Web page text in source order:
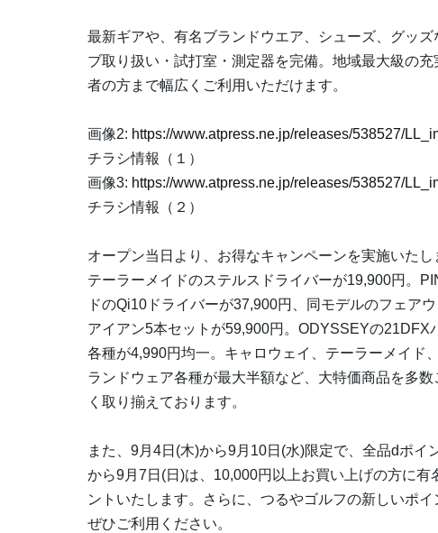
最新ギアや、有名ブランドウエア、シューズ、グッ
ブ取り扱い・試打室・測定器を完備。地域最大級の
者の方まで幅広くご利用いただけます。
画像2: https://www.atpress.ne.jp/releases/538527/
チラシ情報（１）
画像3: https://www.atpress.ne.jp/releases/538527/
チラシ情報（２）
オープン当日より、お得なキャンペーンを実施いたし
テーラーメイドのステルスドライバーが19,900円。
ドのQi10ドライバーが37,900円、同モデルのフェア
アイアン5本セットが59,900円。ODYSSEYの
各種が4,990円均一。キャロウェイ、テーラーメイド
ランドウェア各種が最大半額など、大特価商品を多
く取り揃えております。
また、9月4日(木)から9月10日(水)限定で、全品dポ
から9月7日(日)は、10,000円以上お買い上げの方に
ントいたします。さらに、つるやゴルフの新しいポ
ぜひご利用ください。